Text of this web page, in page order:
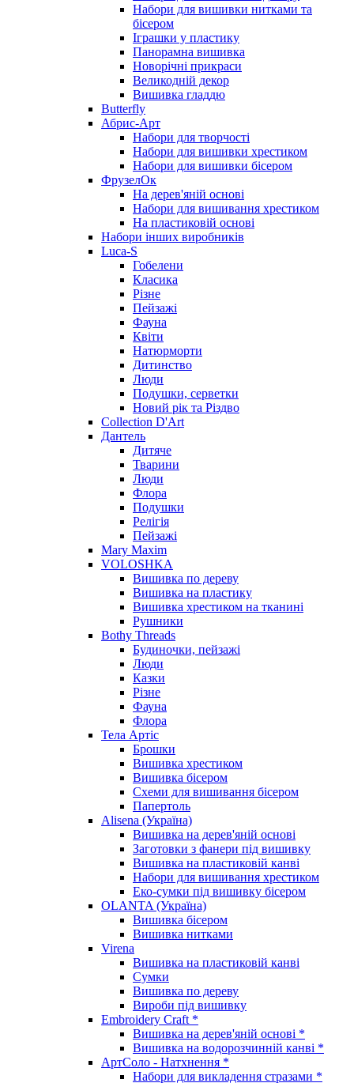
Набори для вишивки нитками та
бісером
Іграшки у пластику
Панорамна вишивка
Новорічні прикраси
Великодній декор
Вишивка гладдю
Butterfly
Абрис-Арт
Набори для творчості
Набори для вишивки хрестиком
Набори для вишивки бісером
ФрузелОк
На дерев'яній основі
Набори для вишивання хрестиком
На пластиковій основі
Набори інших виробників
Luca-S
Гобелени
Класика
Різне
Пейзажі
Фауна
Квіти
Натюрморти
Дитинство
Люди
Подушки, серветки
Новий рік та Різдво
Collection D'Art
Дантель
Дитяче
Тварини
Люди
Флора
Подушки
Релігія
Пейзажі
Mary Maxim
VOLOSHKA
Вишивка по дереву
Вишивка на пластику
Вишивка хрестиком на тканині
Рушники
Bothy Threads
Будиночки, пейзажі
Люди
Казки
Різне
Фауна
Флора
Тела Артіс
Брошки
Вишивка хрестиком
Вишивка бісером
Схеми для вишивання бісером
Папертоль
Alisena (Україна)
Вишивка на дерев'яній основі
Заготовки з фанери під вишивку
Вишивка на пластиковій канві
Набори для вишивання хрестиком
Еко-сумки під вишивку бісером
OLANTA (Україна)
Вишивка бісером
Вишивка нитками
Virena
Вишивка на пластиковій канві
Сумки
Вишивка по дереву
Вироби під вишивку
Embroidery Craft *
Вишивка на дерев'яній основі *
Вишивка на водорозчинній канві *
АртСоло - Натхнення *
Набори для викладення стразами *